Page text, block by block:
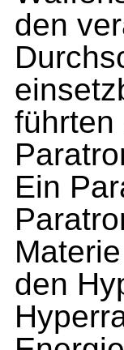
den
führten
Ein
den